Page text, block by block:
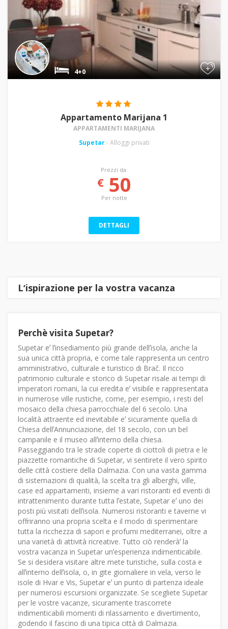
+
4+0
Appartamento Marijana 1
APPARTAMENTI MARIJANA
Supetar - Alloggi privati
Prezzi da:
€50
Per notte
DETTAGLI
Lʼispirazione per la vostra vacanza
Perchè visita Supetar?
Supetar eʼ lʼinsediamento più grande dellʼisola, anche la
sua unica città propria, e come tale rappresenta un centro
amministrativo, culturale e turistico di Brač. Il ricco
patrimonio culturale e storico di Supetar risale ai tempi di
imperatori romani, la cui eredita eʼ visibile e rappresentata
in numerose ville rustiche, come, per esempio, i resti del
mosaico della chiesa parrocchiale del 6 secolo. Una
località attraente ed inevitabile eʼ sicuramente quella di
Chiesa dellʼAnnunciazione, del 18 secolo, con un bel
campanile e il museo allʼinterno della chiesa.
Passeggiando tra le strade coperte di ciottoli di pietra e le
piazzette romantiche di Supetar, vi sentirete il vero spirito
delle città costiere della Dalmazia. Con una vasta gamma
di sistemazioni di qualità, la scelta tra gli alberghi, ville,
case ed appartamenti, insieme a vari ristoranti ed eventi di
intrattenimento durante tutta lʼestate, Supetar eʼ uno dei
posti più visitati dellʼisola. Numerosi ristoranti e taverne vi
offriranno una propria scelta e il modo di sperimentare
tutta la ricchezza di sapori e profumi mediterranei, oltre a
una varietà di attività ricreative. Tutto ciò renderàʼ la
vostra vacanza in Supetar unʼesperienza indimenticabile.
Se si desidera visitare altre mete turistiche, sulla costa e
allʼinterno dellʼisola, o, in gite giornaliere in vela, verso le
isole di Hvar e Vis, Supetar eʼ un punto di partenza ideale
per numerosi escursioni organizzate. Se scegliete Supetar
per le vostre vacanze, sicuramente trascorrete
indimenticabili momenti di rilassamento e divertimento,
godendo il fascino di una tipica città di Dalmazia.